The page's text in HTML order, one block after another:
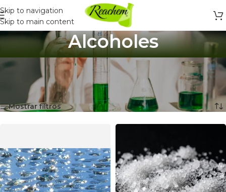
Skip to navigation
Skip to main content
Alcoholes
Inicio Productos Químicos y Laboratorio Productos Químicos/
Mostrando 1–12 de 16 resultados
Mostrar filtros